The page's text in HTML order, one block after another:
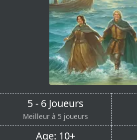
5 - 6 Joueurs
Meilleur à 5 joueurs
Age: 10+